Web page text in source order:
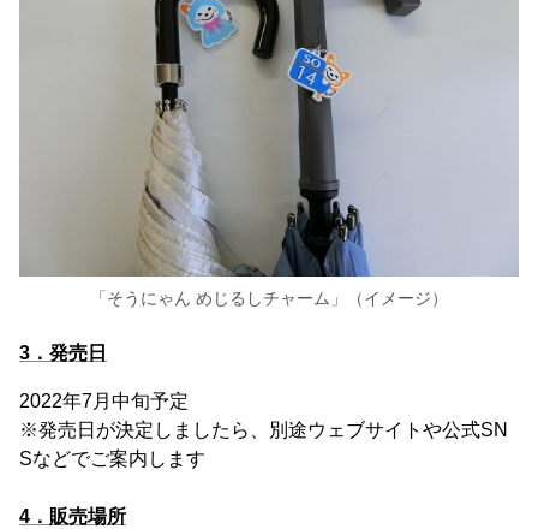
「そうにゃん めじるしチャーム」（イメージ）
3．発売日
2022年7月中旬予定
※発売日が決定しましたら、別途ウェブサイトや公式SN
Sなどでご案内します
4．販売場所